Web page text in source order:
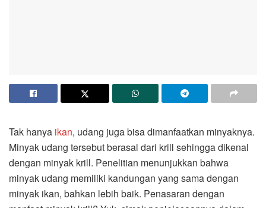
Tak hanya ikan, udang juga bisa dimanfaatkan minyaknya.
Minyak udang tersebut berasal dari krill sehingga dikenal
dengan minyak krill. Penelitian menunjukkan bahwa
minyak udang memiliki kandungan yang sama dengan
minyak ikan, bahkan lebih baik. Penasaran dengan